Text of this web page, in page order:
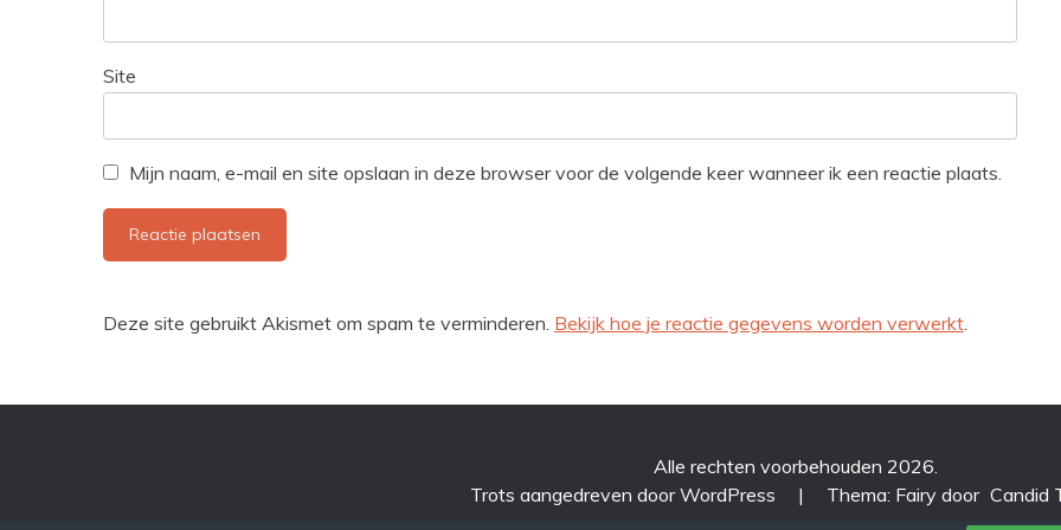
Site
Mijn naam, e-mail en site opslaan in deze browser voor de volgende keer wanneer ik een reactie plaats.
Deze site gebruikt Akismet om spam te verminderen. Bekijk hoe je reactie gegevens worden verwerkt
Alle rechten voorbehouden 2026.
Trots aangedreven door WordPress
| Thema: Fairy door Candid